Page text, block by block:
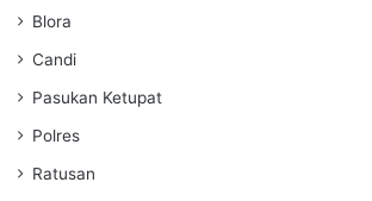
Blora
Candi
Pasukan Ketupat
Polres
Ratusan